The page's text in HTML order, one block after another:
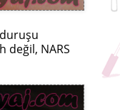
değil, NARS